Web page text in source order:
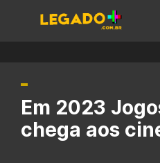
Em 2023
chega aos